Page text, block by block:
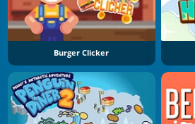
Burger Clicker